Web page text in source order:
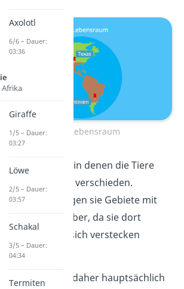
Ozelot Lebensraum
Lebensräume, in denen die Tiere
sind sehr verschieden.
mögen sie Gebiete mit
lieber, da sie dort
jagen und sich verstecken
besiedeln daher hauptsächlich
Axolotl
6/6 – Dauer:
03:36
Afrika
Giraffe
1/5 – Dauer:
03:27
Löwe
2/5 – Dauer:
03:57
Schakal
3/5 – Dauer:
04:34
Termiten